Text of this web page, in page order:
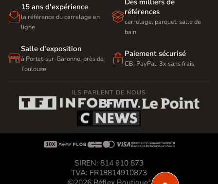

15 ans d'expérience
la référence du carrelage en
ligne
références
carrelage, parquet, salle de
bain

Salle d'exposition
à Portet-sur-Garonne, près de
Toulouse
 Paiement sécurisé
CB, PayPal, 3x sans frais
ILS PARLENT DE NOUS

SIREN: 814 910 873
TVA: FR18814910873
®